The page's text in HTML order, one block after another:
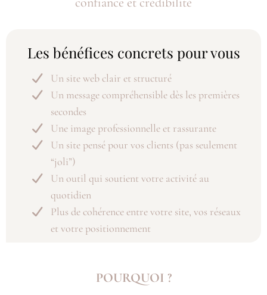
Les bénéfices concrets pour vous
Un site web clair et structuré
Un message compréhensible dès les premières
secondes
Une image professionnelle et rassurante
Un site pensé pour vos clients (pas seulement
“joli”)
Un outil qui soutient votre activité au
quotidien
Plus de cohérence entre votre site, vos réseaux
et votre positionnement
POURQUOI ?